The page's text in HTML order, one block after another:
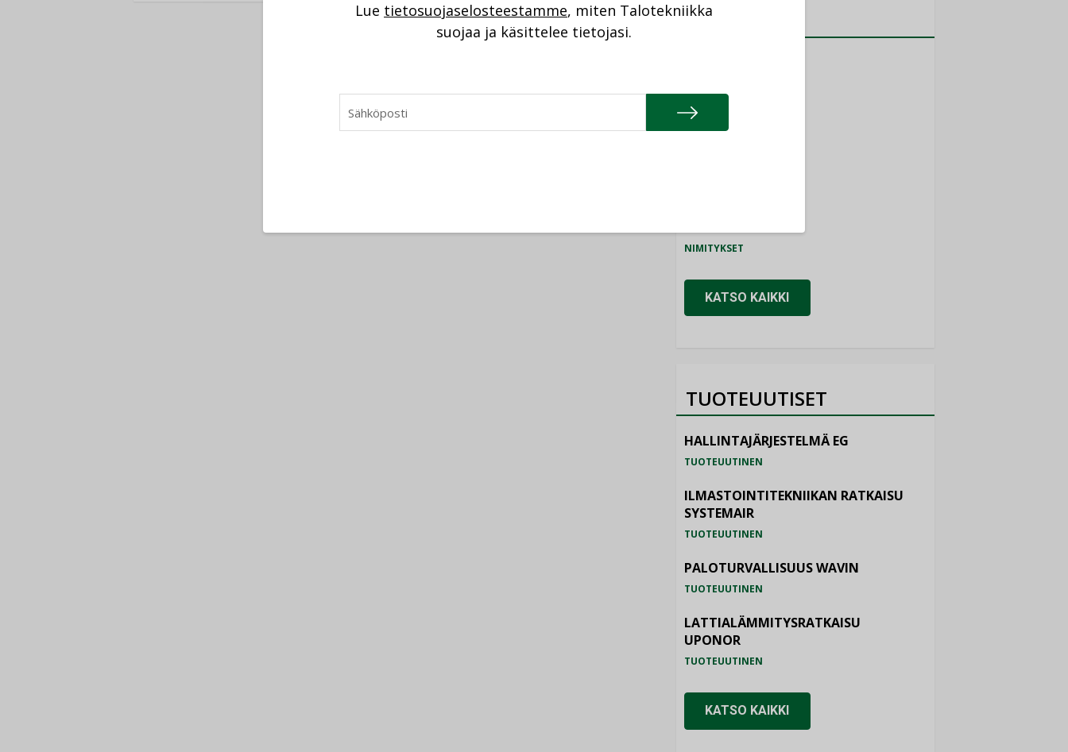
NIMITYKSET
Refair
NIMITYKSET
KATSO KAIKKI
TUOTEUUTISET
HALLINTAJÄRJESTELMÄ EG
TUOTEUUTINEN
ILMASTOINTITEKNIIKAN RATKAISU
SYSTEMAIR
TUOTEUUTINEN
PALOTURVALLISUUS WAVIN
TUOTEUUTINEN
LATTIALÄMMITYSRATKAISU
UPONOR
TUOTEUUTINEN
KATSO KAIKKI
Lue tietosuojaselosteestamme, miten Talotekniikka
suojaa ja käsittelee tietojasi.